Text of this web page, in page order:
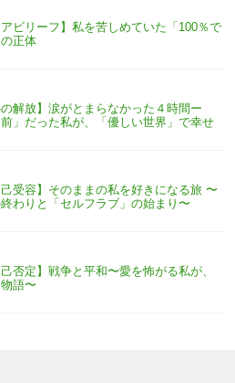
アビリーフ】私を苦しめていた「100％で
正体
の解放】涙がとまらなかった４時間ー
前」だった私が、「優しい世界」で幸せ
己受容】そのままの私を好きになる旅 〜
終わりと「セルフラブ」の始まり〜
己否定】戦争と平和〜愛を怖がる私が、
語〜